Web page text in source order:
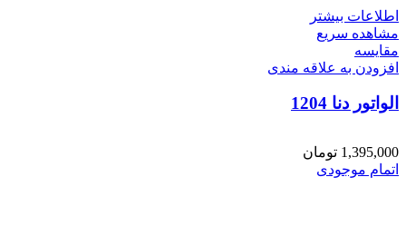
اطلاعات بیشتر
مشاهده سریع
مقایسه
افزودن به علاقه مندی
الواتور دنا 1204
1,395,000 تومان
اتمام موجودی